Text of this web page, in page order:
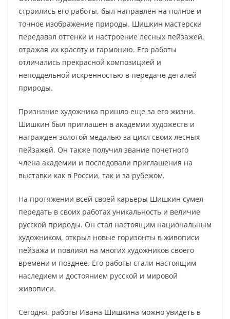
строились его работы, был направлен на полное и
точное изображение природы. Шишкин мастерски
передавал оттенки и настроение лесных пейзажей,
отражая их красоту и гармонию. Его работы
отличались прекрасной композицией и
неподдельной искренностью в передаче деталей
природы.
Признание художника пришло еще за его жизни.
Шишкин был приглашен в академии художеств и
награжден золотой медалью за цикл своих лесных
пейзажей. Он также получил звание почетного
члена академии и последовали приглашения на
выставки как в России, так и за рубежом.
На протяжении всей своей карьеры Шишкин сумел
передать в своих работах уникальность и величие
русской природы. Он стал настоящим национальным
художником, открыл новые горизонты в живописи
пейзажа и повлиял на многих художников своего
времени и позднее. Его работы стали настоящим
наследием и достоянием русской и мировой
живописи.
Сегодня, работы Ивана Шишкина можно увидеть в